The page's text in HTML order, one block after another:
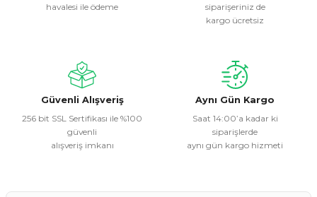
Ürün resmi kalitesiz, bozuk veya görüntülenemiyor.
Ürün fiyatı diğer sitelerden daha pahalı.
Bu ürüne benzer farklı alternatifler olmalı.
havalesi ile ödeme
siparişeriniz de
kargo ücretsiz
Güvenli Alışveriş
256 bit SSL Sertifikası ile %100
güvenli
alışveriş imkanı
Aynı Gün Kargo
Saat 14:00’a kadar ki
siparişlerde
aynı gün kargo hizmeti